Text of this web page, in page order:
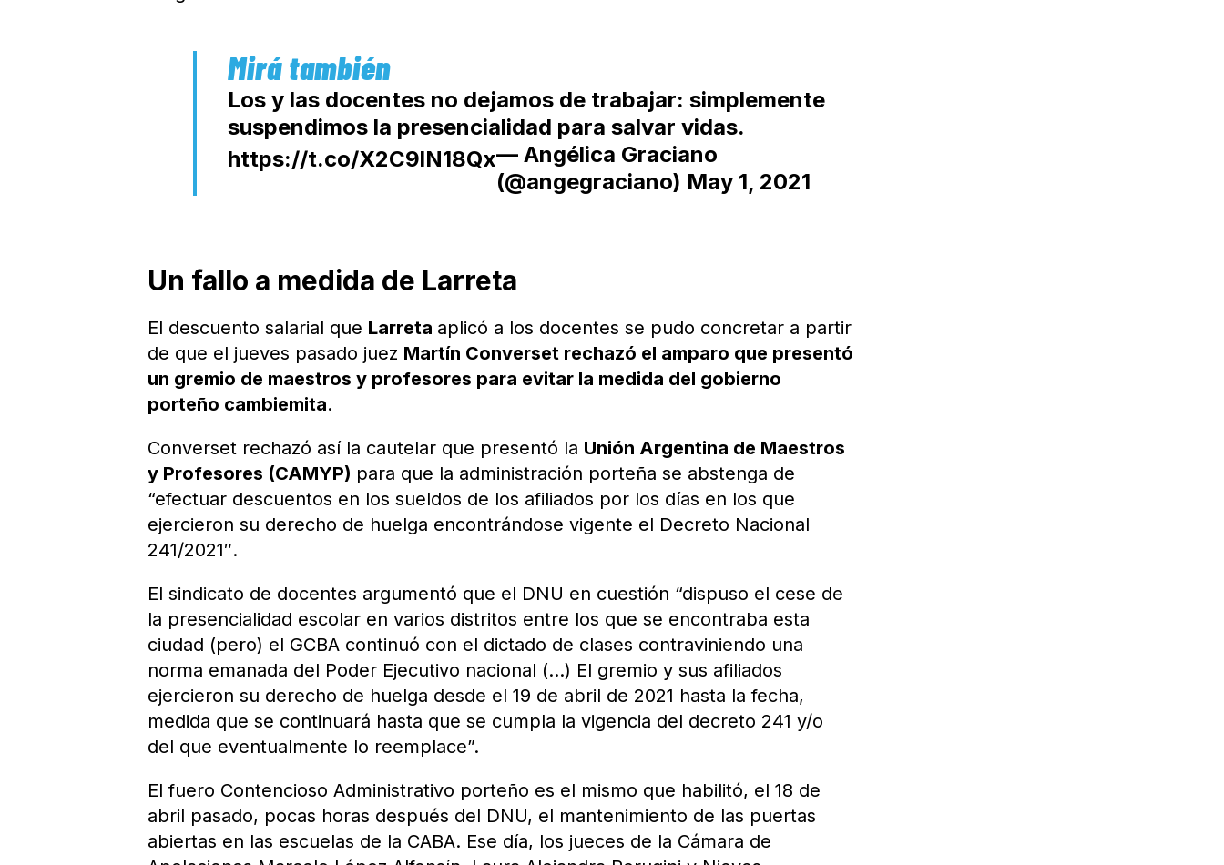
Los y las docentes no dejamos de trabajar: simplemente
suspendimos la presencialidad para salvar vidas.
https://t.co/X2C9lN18Qx— Angélica Graciano
(@angegraciano) May 1, 2021
Un fallo a medida de Larreta
El descuento salarial que Larreta aplicó a los docentes se pudo concretar a partir
de que el jueves pasado juez Martín Converset rechazó el amparo que presentó
un gremio de maestros y profesores para evitar la medida del gobierno
porteño cambiemita.
Converset rechazó así la cautelar que presentó la Unión Argentina de Maestros
y Profesores (CAMYP) para que la administración porteña se abstenga de
“efectuar descuentos en los sueldos de los afiliados por los días en los que
ejercieron su derecho de huelga encontrándose vigente el Decreto Nacional
241/2021″.
El sindicato de docentes argumentó que el DNU en cuestión “dispuso el cese de
la presencialidad escolar en varios distritos entre los que se encontraba esta
ciudad (pero) el GCBA continuó con el dictado de clases contraviniendo una
norma emanada del Poder Ejecutivo nacional (…) El gremio y sus afiliados
ejercieron su derecho de huelga desde el 19 de abril de 2021 hasta la fecha,
medida que se continuará hasta que se cumpla la vigencia del decreto 241 y/o
del que eventualmente lo reemplace”.
El fuero Contencioso Administrativo porteño es el mismo que habilitó, el 18 de
abril pasado, pocas horas después del DNU, el mantenimiento de las puertas
abiertas en las escuelas de la CABA. Ese día, los jueces de la Cámara de